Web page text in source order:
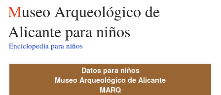
Museo Arqueológico de
Alicante para niños
Enciclopedia para niños
Datos para niños
Museo Arqueológico de Alicante
MARQ